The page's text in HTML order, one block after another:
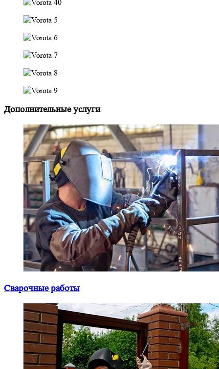
Дополнительные услуги
Сварочные работы